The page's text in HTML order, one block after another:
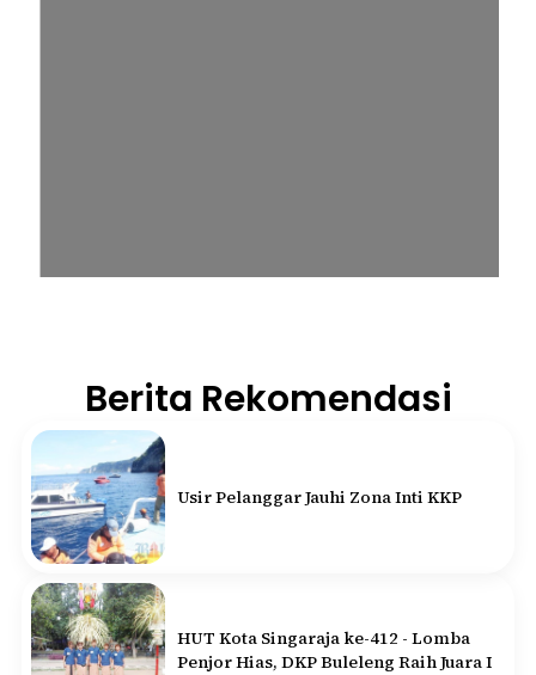
Berita Rekomendasi
Usir Pelanggar Jauhi Zona Inti KKP
HUT Kota Singaraja ke-412 - Lomba
Penjor Hias, DKP Buleleng Raih Juara I